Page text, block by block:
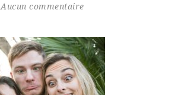
Aucun commentaire